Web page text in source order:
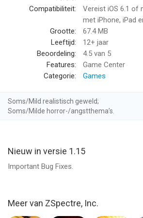
AUTHENTIC WEAPONS
• 40mm Bofors auto-cannon
• 105mm Howitzer cannon
COMPLETE OBJECTIVES, EARN RANKS,
gunners on the Game Center Leaderboard!
COLLECT a BOUNTY for each ZOMBIE
Use coins to upgrade your armaments
zombie killing efficiency.
Play Zombie Gunship on your TV!
iPad 2nd generation or newer. Apple TV
Compatibiliteit:
Vereist iOS 6.1 of
met iPhone, iPad
Grootte:
67.4 MB
Leeftijd:
12+ jaar
Beoordeling:
4.5 van 5
Features:
Game Center
Categorie:
Games
Soms/Mild realistisch geweld;
Soms/Milde horror-/angstthema’s.
Nieuw in versie 1.15
Important Bug Fixes.
Meer van ZSpectre, Inc.